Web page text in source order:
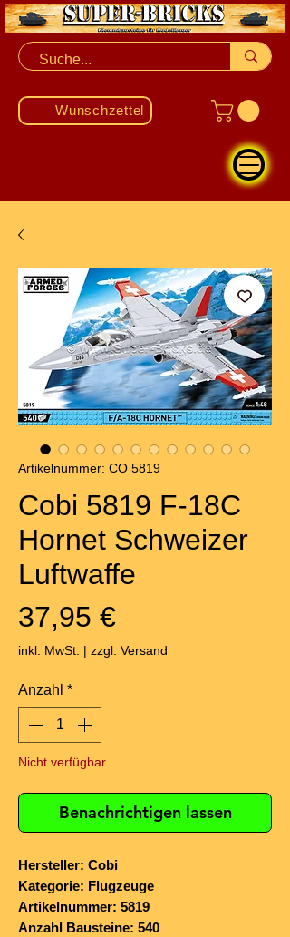
Wunschzettel
Artikelnummer: CO 5819
Cobi 5819 F-18C
Hornet Schweizer
Luftwaffe
37,95 €Preis
inkl. MwSt. | zzgl. Versand
Anzahl *
Nicht verfügbar
Benachrichtigen lassen
Hersteller: Cobi
Kategorie: Flugzeuge
Artikelnummer: 5819
Anzahl Bausteine: 540